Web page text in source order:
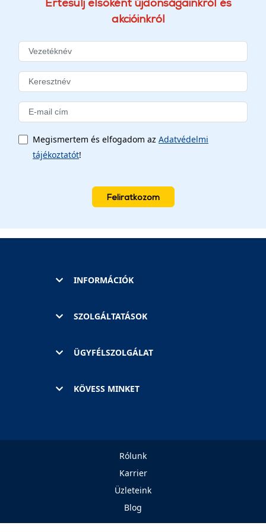
Értesülj elsőként újdonságainkról és
akcióinkról
Megismertem és elfogadom az Adatvédelmi
tájékoztatót!
Feliratkozom
INFORMÁCIÓK
SZOLGÁLTATÁSOK
ÜGYFÉLSZOLGÁLAT
KÖVESS MINKET
Rólunk
Karrier
Üzleteink
Blog